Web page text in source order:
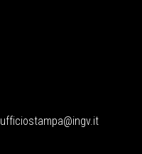
ufficiostampa@ingv.it